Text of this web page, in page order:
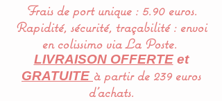
Frais de port unique : 5.90 euros.
Rapidité, sécurité, traçabilité : envoi
en colissimo via La Poste.
LIVRAISON OFFERTEet
GRATUITE à partir de 239 euros
d'achats.